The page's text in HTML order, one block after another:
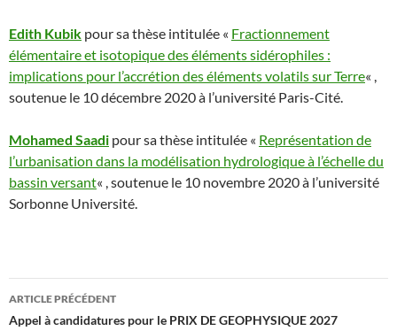
Edith Kubik pour sa thèse intitulée « Fractionnement
élémentaire et isotopique des éléments sidérophiles :
implications pour l’accrétion des éléments volatils sur Terre« ,
soutenue le 10 décembre 2020 à l’université Paris-Cité.
Mohamed Saadi pour sa thèse intitulée « Représentation de
l’urbanisation dans la modélisation hydrologique à l’échelle du
bassin versant« , soutenue le 10 novembre 2020 à l’université
Sorbonne Université.
Navigation
des
ARTICLE PRÉCÉDENT
Appel à candidatures pour le PRIX DE GEOPHYSIQUE 2027